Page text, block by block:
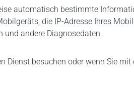
automatisch bestimmte
die IP-Adresse Ihres
und andere Diagnosedaten.
besuchen oder wenn Sie